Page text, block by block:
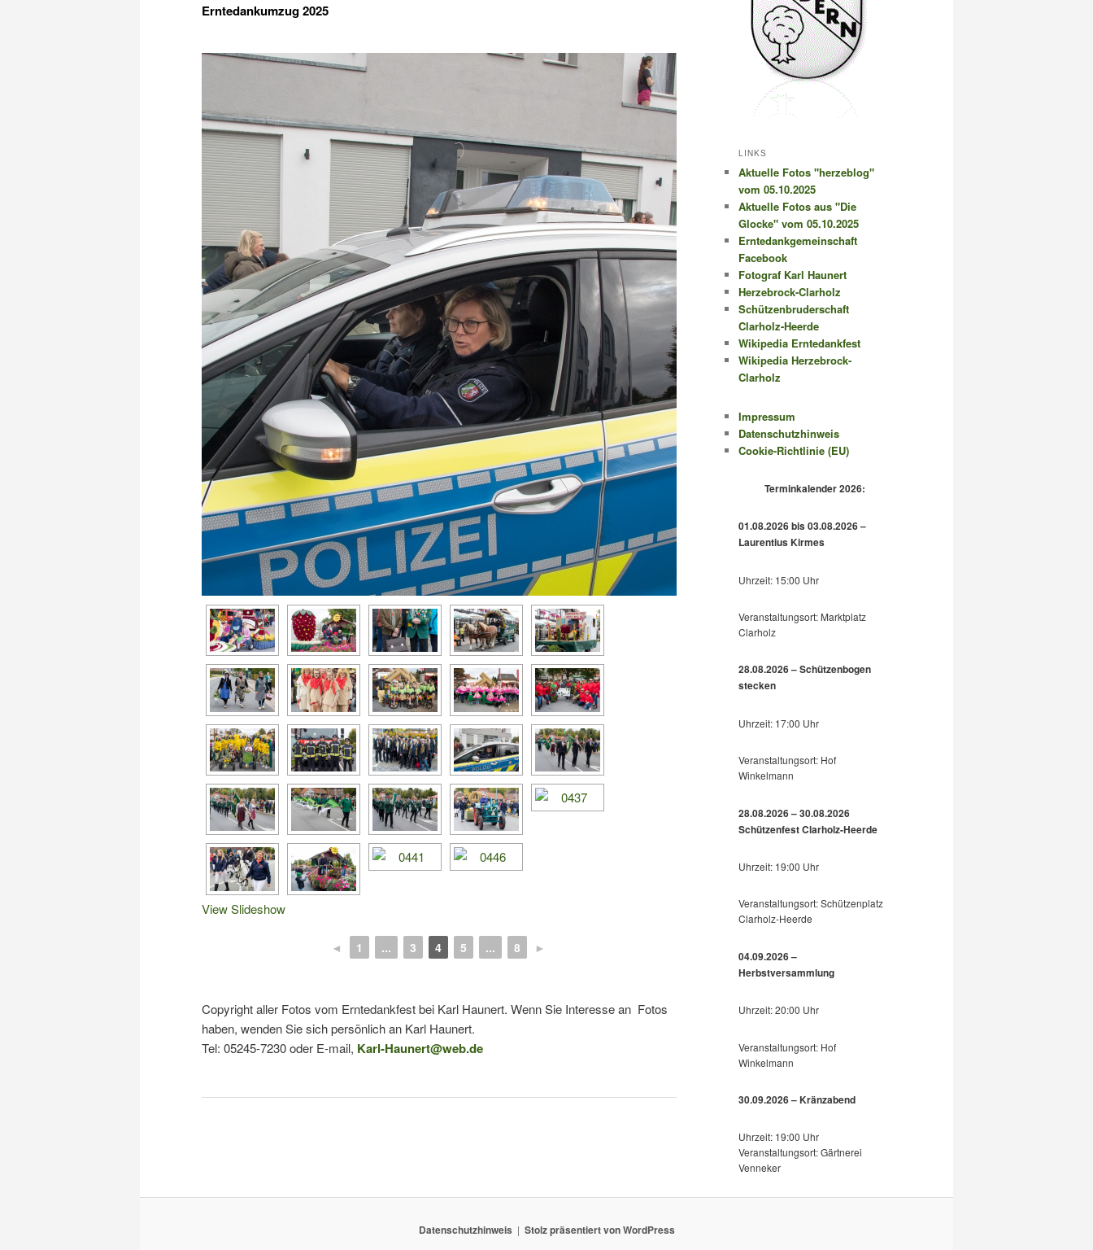
Erntedankumzug 2025
View Slideshow
◄ 1 ... 3 4 5 ... 8 ►
Copyright aller Fotos vom Erntedankfest bei Karl Haunert. Wenn Sie Interesse an Fotos
haben, wenden Sie sich persönlich an Karl Haunert.
Tel: 05245-7230 oder E-mail, Karl-Haunert@web.de
LINKS
Aktuelle Fotos "herzeblog"
vom 05.10.2025
Aktuelle Fotos aus "Die
Glocke" vom 05.10.2025
Erntedankgemeinschaft
Facebook
Fotograf Karl Haunert
Herzebrock-Clarholz
Schützenbruderschaft
Clarholz-Heerde
Wikipedia Erntedankfest
Wikipedia Herzebrock-
Clarholz
Impressum
Datenschutzhinweis
Cookie-Richtlinie (EU)
Terminkalender 2026:
01.08.2026 bis 03.08.2026 –
Laurentius Kirmes
Uhrzeit: 15:00 Uhr
Veranstaltungsort: Marktplatz
Clarholz
28.08.2026 – Schützenbogen
stecken
Uhrzeit: 17:00 Uhr
Veranstaltungsort: Hof
Winkelmann
28.08.2026 – 30.08.2026
Schützenfest Clarholz-Heerde
Uhrzeit: 19:00 Uhr
Veranstaltungsort: Schützenplatz
Clarholz-Heerde
04.09.2026 –
Herbstversammlung
Uhrzeit: 20:00 Uhr
Veranstaltungsort: Hof
Winkelmann
30.09.2026 – Kränzabend
Uhrzeit: 19:00 Uhr
Veranstaltungsort: Gärtnerei
Venneker
Datenschutzhinweis Stolz präsentiert von WordPress